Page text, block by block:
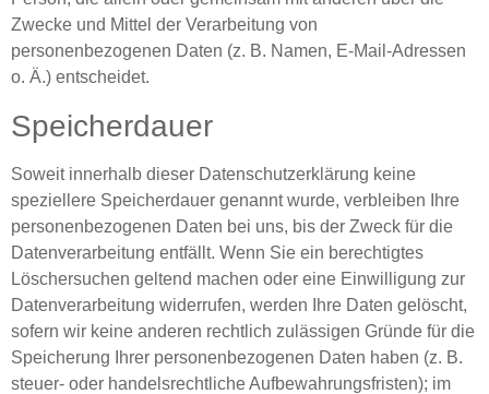
Zwecke und Mittel der Verarbeitung von
personenbezogenen Daten (z. B. Namen, E-Mail-Adressen
o. Ä.) entscheidet.
Speicherdauer
Soweit innerhalb dieser Datenschutzerklärung keine
speziellere Speicherdauer genannt wurde, verbleiben Ihre
personenbezogenen Daten bei uns, bis der Zweck für die
Datenverarbeitung entfällt. Wenn Sie ein berechtigtes
Löschersuchen geltend machen oder eine Einwilligung zur
Datenverarbeitung widerrufen, werden Ihre Daten gelöscht,
sofern wir keine anderen rechtlich zulässigen Gründe für die
Speicherung Ihrer personenbezogenen Daten haben (z. B.
steuer- oder handelsrechtliche Aufbewahrungsfristen); im